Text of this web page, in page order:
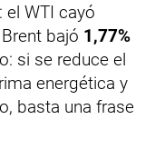
el WTI cayó
bajó 1,77%
si se reduce el
energética y
basta una frase